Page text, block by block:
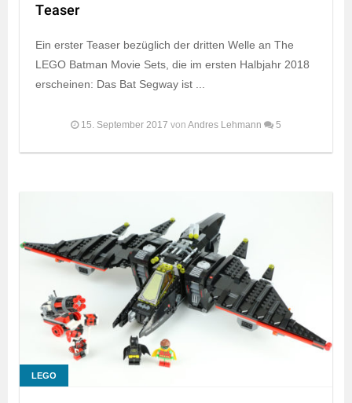
Teaser
Ein erster Teaser bezüglich der dritten Welle an The
LEGO Batman Movie Sets, die im ersten Halbjahr 2018
erscheinen: Das Bat Segway ist ...
15. September 2017 von Andres Lehmann 5
LEGO